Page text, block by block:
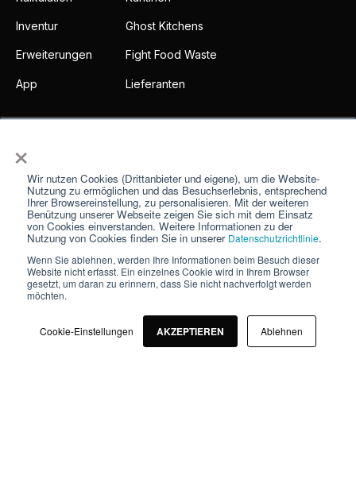
×
Wir nutzen Cookies (Drittanbieter und eigene), um die Website-
Nutzung zu ermöglichen und das Besuchserlebnis, entsprechend
Ihrer Browsereinstellung, zu personalisieren. Mit der weiteren
Benützung unserer Webseite zeigen Sie sich mit dem Einsatz
von Cookies einverstanden. Weitere Informationen zu der
Nutzung von Cookies finden Sie in unserer Datenschutzrichtlinie.
Wenn Sie ablehnen, werden Ihre Informationen beim Besuch dieser
Website nicht erfasst. Ein einzelnes Cookie wird in Ihrem Browser
gesetzt, um daran zu erinnern, dass Sie nicht nachverfolgt werden
möchten.
Cookie-Einstellungen AKZEPTIEREN Ablehnen
Inventur
Erweiterungen
App
Ghost Kitchens
Fight Food Waste
Lieferanten
Über Uns
Karriere
Preise
Kunden
Partner